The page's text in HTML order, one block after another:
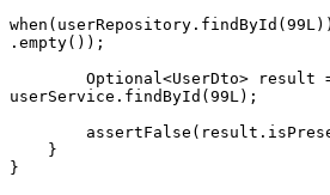
when( userRepository . findById( 99L))
. empty());
        Optional
<UserDto> result
userService . findById ( 99L);
        assertFalse(
result .
    }
}